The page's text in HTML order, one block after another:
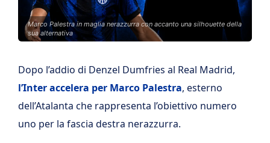
Marco Palestra in maglia nerazzurra con accanto una silhouette della
sua alternativa
Dopo l’addio di Denzel Dumfries al Real Madrid,
l’Inter accelera per Marco Palestra, esterno
dell’Atalanta che rappresenta l’obiettivo numero
uno per la fascia destra nerazzurra.